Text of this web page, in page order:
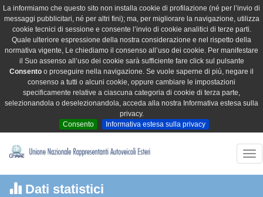
La informiamo che questo sito non installa cookie di profilazione (né per l’invio di
messaggi pubblicitari, né per altri fini); ma, per migliorare la navigazione, utilizza
cookie tecnici di sessione e consente l’invio di cookie analitici di terze parti.
Quale ulteriore espressione della nostra considerazione e nel rispetto della
normativa vigente, Le chiediamo il consenso all’uso dei cookie. Per manifestare
il Suo assenso all’uso dei cookie sarà sufficiente fare click sul pulsante
Consento o proseguire nella navigazione. Se vuole saperne di più, negare il
consenso a tutti o alcuni cookie, oppure cambiare le impostazioni
specificamente relative a ciascuna categoria di cookie di terza parte,
selezionandola o deselezionandola, acceda alla nostra Informativa estesa sulla
privacy.
Consento
Informativa estesa sulla privacy
Dati statistici